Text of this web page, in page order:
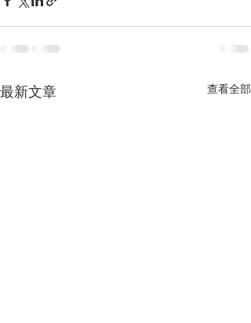
最新文章 查看全部